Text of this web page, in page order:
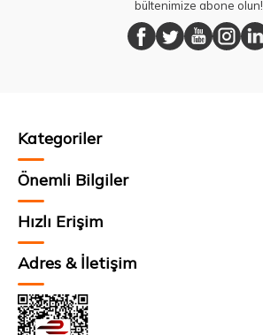
bültenimize abone olun!
Kategoriler
Önemli Bilgiler
Hızlı Erişim
Adres & İletişim